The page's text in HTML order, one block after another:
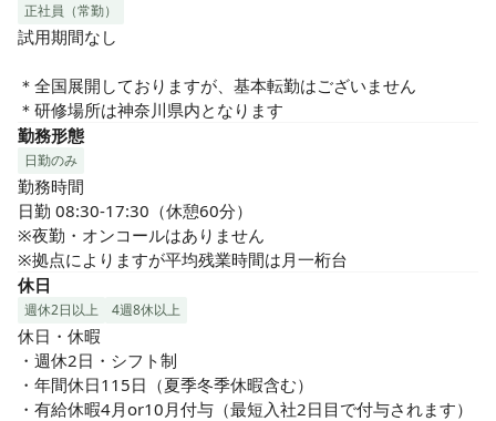
正社員（常勤）
試用期間なし
＊全国展開しておりますが、基本転勤はございません
＊研修場所は神奈川県内となります
勤務形態
日勤のみ
勤務時間
日勤 08:30-17:30（休憩60分）
※夜勤・オンコールはありません
※拠点によりますが平均残業時間は月一桁台
休日
週休2日以上 4週8休以上
休日・休暇
・週休2日・シフト制
・年間休日115日（夏季冬季休暇含む）
・有給休暇4月or10月付与（最短入社2日目で付与されます）